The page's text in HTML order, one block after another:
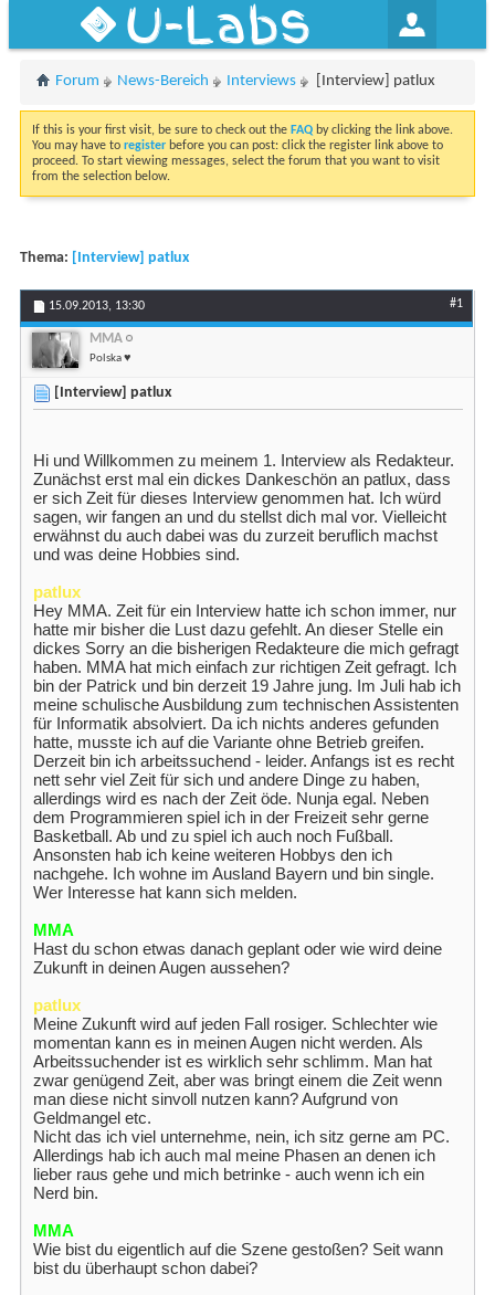
U-Labs
Forum News-Bereich Interviews [Interview] patlux
If this is your first visit, be sure to check out the FAQ by clicking the link above.
You may have to register before you can post: click the register link above to
proceed. To start viewing messages, select the forum that you want to visit
from the selection below.
Thema: [Interview] patlux
15.09.2013, 13:30 #1
MMA
Polska ♥
[Interview] patlux
Hi und Willkommen zu meinem 1. Interview als Redakteur.
Zunächst erst mal ein dickes Dankeschön an patlux, dass
er sich Zeit für dieses Interview genommen hat. Ich würd
sagen, wir fangen an und du stellst dich mal vor. Vielleicht
erwähnst du auch dabei was du zurzeit beruflich machst
und was deine Hobbies sind.
patlux
Hey MMA. Zeit für ein Interview hatte ich schon immer, nur
hatte mir bisher die Lust dazu gefehlt. An dieser Stelle ein
dickes Sorry an die bisherigen Redakteure die mich gefragt
haben. MMA hat mich einfach zur richtigen Zeit gefragt. Ich
bin der Patrick und bin derzeit 19 Jahre jung. Im Juli hab ich
meine schulische Ausbildung zum technischen Assistenten
für Informatik absolviert. Da ich nichts anderes gefunden
hatte, musste ich auf die Variante ohne Betrieb greifen.
Derzeit bin ich arbeitssuchend - leider. Anfangs ist es recht
nett sehr viel Zeit für sich und andere Dinge zu haben,
allerdings wird es nach der Zeit öde. Nunja egal. Neben
dem Programmieren spiel ich in der Freizeit sehr gerne
Basketball. Ab und zu spiel ich auch noch Fußball.
Ansonsten hab ich keine weiteren Hobbys den ich
nachgehe. Ich wohne im Ausland Bayern und bin single.
Wer Interesse hat kann sich melden.
MMA
Hast du schon etwas danach geplant oder wie wird deine
Zukunft in deinen Augen aussehen?
patlux
Meine Zukunft wird auf jeden Fall rosiger. Schlechter wie
momentan kann es in meinen Augen nicht werden. Als
Arbeitssuchender ist es wirklich sehr schlimm. Man hat
zwar genügend Zeit, aber was bringt einem die Zeit wenn
man diese nicht sinvoll nutzen kann? Aufgrund von
Geldmangel etc.
Nicht das ich viel unternehme, nein, ich sitz gerne am PC.
Allerdings hab ich auch mal meine Phasen an denen ich
lieber raus gehe und mich betrinke - auch wenn ich ein
Nerd bin.
MMA
Wie bist du eigentlich auf die Szene gestoßen? Seit wann
bist du überhaupt schon dabei?